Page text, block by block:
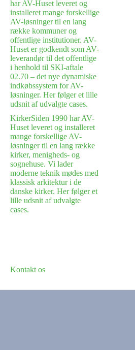
har AV-Huset leveret og
installeret mange forskellige
AV-løsninger til en lang
række kommuner og
offentlige institutioner. AV-
Huset er godkendt som AV-
leverandør til det offentlige
i henhold til SKI-aftale
02.70 – det nye dynamiske
indkøbssystem for AV-
løsninger. Her følger et lille
udsnit af udvalgte cases.
KirkerSiden 1990 har AV-
Huset leveret og installeret
mange forskellige AV-
løsninger til en lang række
kirker, menigheds- og
sognehuse. Vi lader
moderne teknik mødes med
klassisk arkitektur i de
danske kirker. Her følger et
lille udsnit af udvalgte
cases.
Kontakt os